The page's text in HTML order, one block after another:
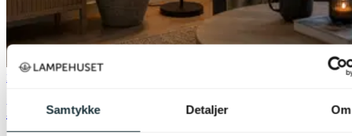
Samtykke Detaljer Om
Nova Life
Noor II leselampe gulv 3lys 135cm sort